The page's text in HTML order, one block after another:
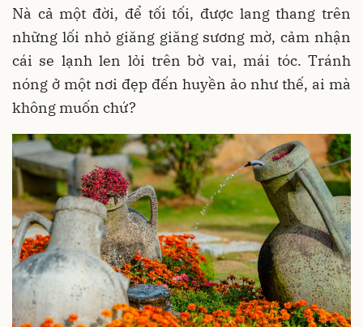
Nà cả một đời, để tối tối, được lang thang trên
những lối nhỏ giăng giăng sương mờ, cảm nhận
cái se lạnh len lỏi trên bờ vai, mái tóc. Tránh
nóng ở một nơi đẹp đến huyền ảo như thế, ai mà
không muốn chứ?